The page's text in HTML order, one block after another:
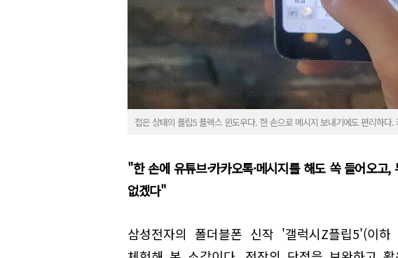
접은 상태의 플립5 플렉스 윈도우다. 한 손으로 메시지 보내기에도 편리하
"한 손에 유튜브·카카오톡·메시지를 해도 쏙 들어오
없겠다"
삼성전자의 폴더블폰 신작 '갤럭시Z플립5'(이